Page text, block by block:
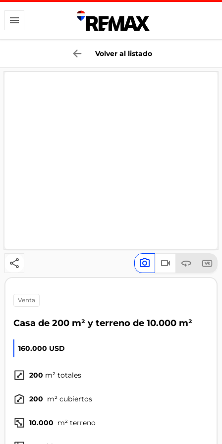
Volver al listado
venta
Casa de 200 m² y terreno de 10.000 m²
160.000 USD
200 m² totales
200 m² cubiertos
10.000 m² terreno